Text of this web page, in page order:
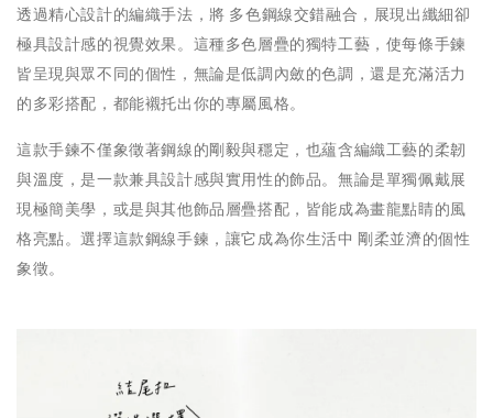
透過精心設計的編織手法，將 多色鋼線交錯融合，展現出纖細卻
極具設計感的視覺效果。這種多色層疊的獨特工藝，使每條手鍊
皆呈現與眾不同的個性，無論是低調內斂的色調，還是充滿活力
的多彩搭配，都能襯托出你的專屬風格。
這款手鍊不僅象徵著鋼線的剛毅與穩定，也蘊含編織工藝的柔韌
與溫度，是一款兼具設計感與實用性的飾品。無論是單獨佩戴展
現極簡美學，或是與其他飾品層疊搭配，皆能成為畫龍點睛的風
格亮點。選擇這款鋼線手鍊，讓它成為你生活中 剛柔並濟的個性
象徵。